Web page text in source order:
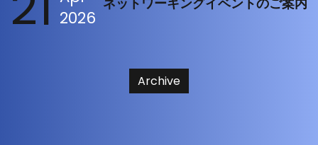
2026
Archive